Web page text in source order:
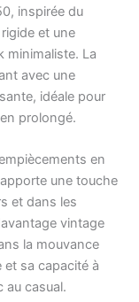
inspirée du
et une
minimaliste. La
avec une
idéale pour
prolongé.
en
une touche
et dans les
vintage
la mouvance
sa capacité à
au casual.